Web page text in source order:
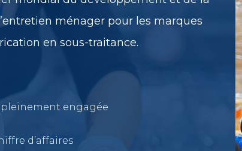
ménager pour les marques
en sous-traitance.
engagée
d’affaires